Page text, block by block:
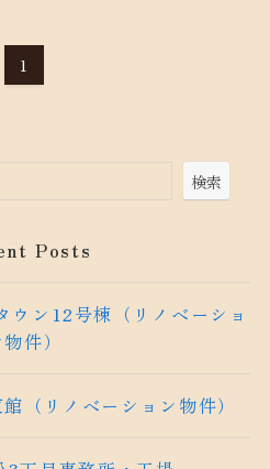
1
検索
Posts
ウン12号棟（リノベーショ
件）
（リノベーション物件）